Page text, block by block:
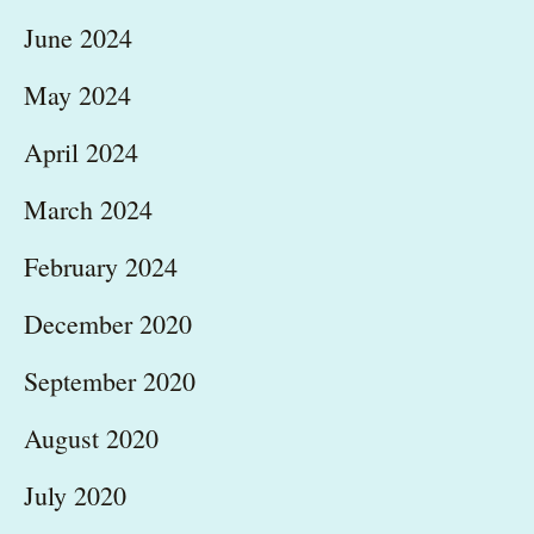
June 2024
May 2024
April 2024
March 2024
February 2024
December 2020
September 2020
August 2020
July 2020